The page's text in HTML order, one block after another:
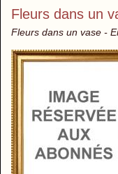
Fleurs dans un
Fleurs dans un vase -